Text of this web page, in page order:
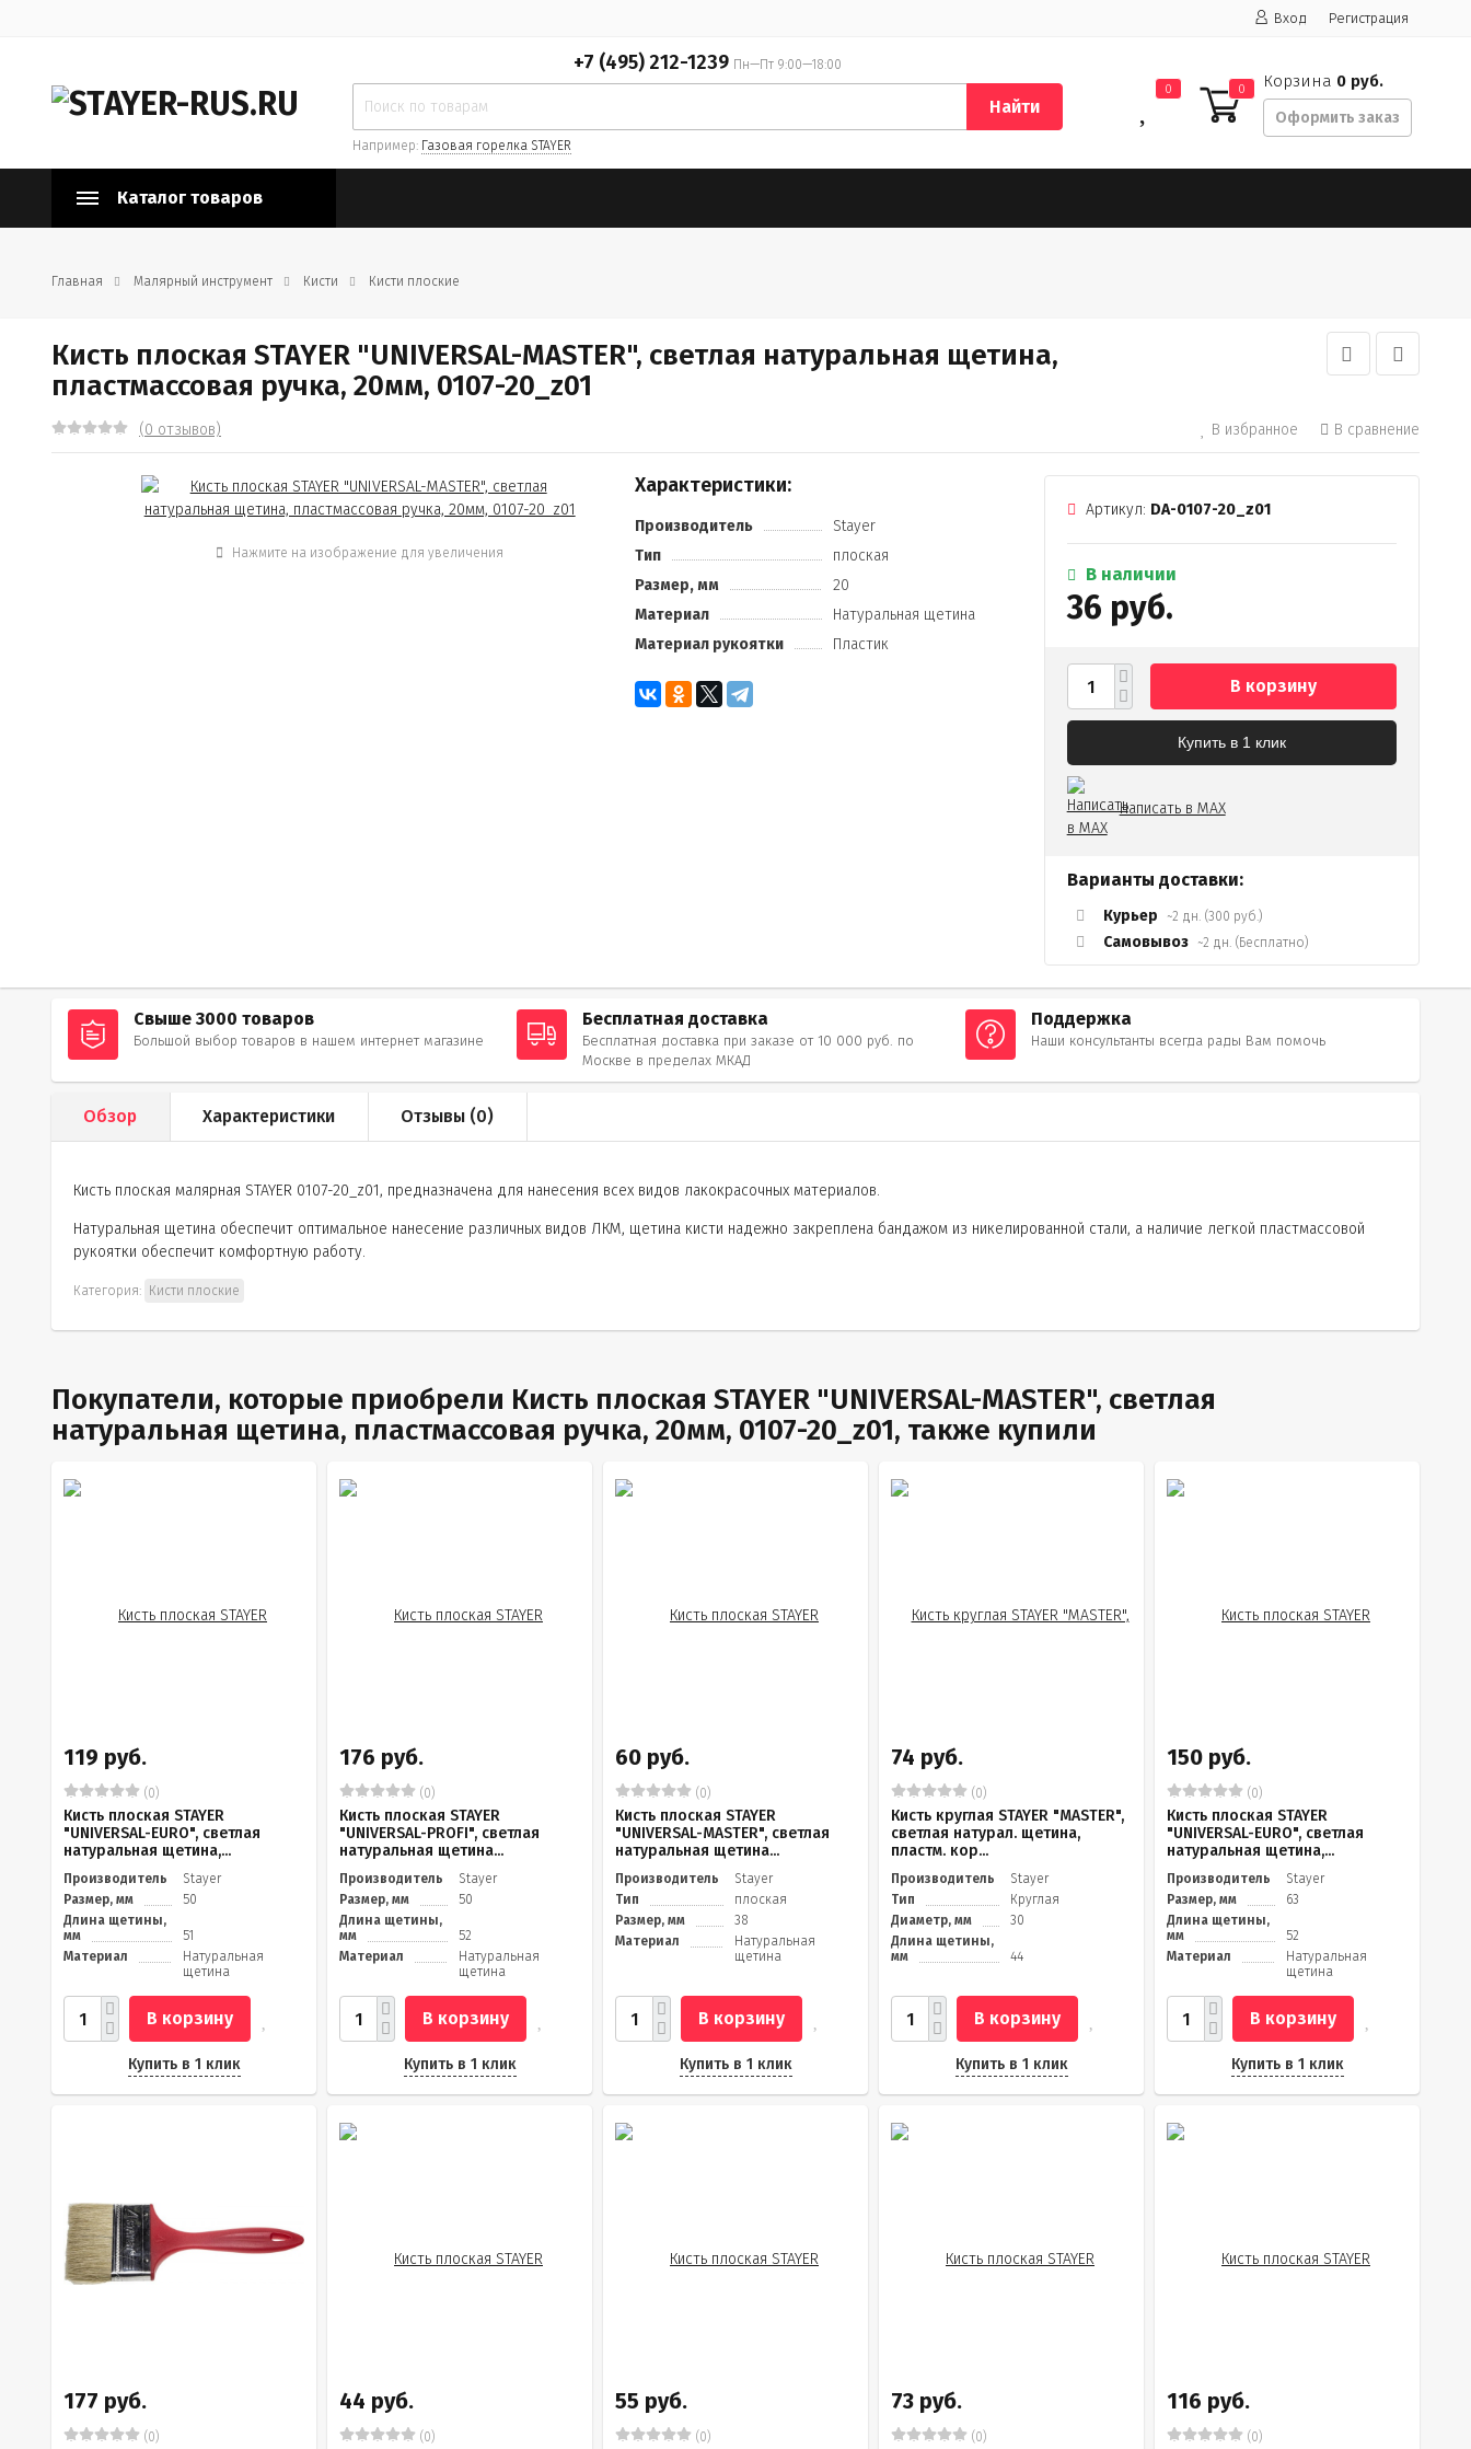
Вход Регистрация
+7 (495) 212-1239 Пн—Пт 9:00—18:00
Найти
Например: Газовая горелка STAYER
0 0 Корзина 0 руб.
Оформить заказ
Каталог товаров
Главная Малярный инструмент Кисти Кисти плоские
Кисть плоская STAYER "UNIVERSAL-MASTER", светлая натуральная щетина,
пластмассовая ручка, 20мм, 0107-20_z01
(0 отзывов) В избранное В сравнение
Нажмите на изображение для увеличения
Характеристики:
Производитель
Stayer
Тип
плоская
Размер, мм
20
Материал
Натуральная щетина
Материал рукоятки
Пластик
Артикул: DA-0107-20_z01
В наличии
36 руб.
В корзину
Купить в 1 клик
Написать в MAX
Варианты доставки:
Курьер ~2 дн. (300 руб.)
Самовывоз ~2 дн. (Бесплатно)
Свыше 3000 товаров
Большой выбор товаров в нашем интернет магазине
Бесплатная доставка
Бесплатная доставка при заказе от 10 000 руб. по
Москве в пределах МКАД
Поддержка
Наши консультанты всегда рады Вам помочь
Обзор Характеристики Отзывы (0)
Кисть плоская малярная STAYER 0107-20_z01, предназначена для нанесения всех видов лакокрасочных материалов.
Натуральная щетина обеспечит оптимальное нанесение различных видов ЛКМ, щетина кисти надежно закреплена бандажом из никелированной стали, а наличие легкой пластмассовой
рукоятки обеспечит комфортную работу.
Категория: Кисти плоские
Покупатели, которые приобрели Кисть плоская STAYER "UNIVERSAL-MASTER", светлая
натуральная щетина, пластмассовая ручка, 20мм, 0107-20_z01, также купили
119 руб.
(0)
Кисть плоская STAYER
"UNIVERSAL-EURO", светлая
натуральная щетина,...
Производитель
Stayer
Размер, мм
50
Длина щетины,
мм
51
Материал
Натуральная
щетина
В корзину
Купить в 1 клик
176 руб.
(0)
Кисть плоская STAYER
"UNIVERSAL-PROFI", светлая
натуральная щетина...
Производитель
Stayer
Размер, мм
50
Длина щетины,
мм
52
Материал
Натуральная
щетина
В корзину
Купить в 1 клик
60 руб.
(0)
Кисть плоская STAYER
"UNIVERSAL-MASTER", светлая
натуральная щетина...
Производитель
Stayer
Тип
плоская
Размер, мм
38
Материал
Натуральная
щетина
В корзину
Купить в 1 клик
74 руб.
(0)
Кисть круглая STAYER "MASTER",
светлая натурал. щетина,
пластм. кор...
Производитель
Stayer
Тип
Круглая
Диаметр, мм
30
Длина щетины,
мм
44
В корзину
Купить в 1 клик
150 руб.
(0)
Кисть плоская STAYER
"UNIVERSAL-EURO", светлая
натуральная щетина,...
Производитель
Stayer
Размер, мм
63
Длина щетины,
мм
52
Материал
Натуральная
щетина
В корзину
Купить в 1 клик
177 руб.
(0)
44 руб.
(0)
55 руб.
(0)
73 руб.
(0)
116 руб.
(0)